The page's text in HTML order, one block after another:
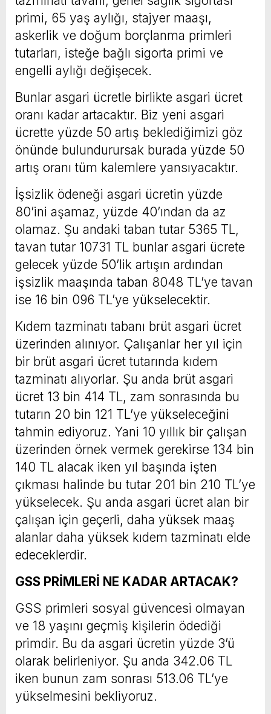
primi, 65 yaş aylığı, stajyer maaşı,
askerlik ve doğum borçlanma primleri
tutarları, isteğe bağlı sigorta primi ve
engelli aylığı değişecek.
Bunlar asgari ücretle birlikte asgari ücret
oranı kadar artacaktır. Biz yeni asgari
ücrette yüzde 50 artış beklediğimizi göz
önünde bulundurursak burada yüzde 50
artış oranı tüm kalemlere yansıyacaktır.
İşsizlik ödeneği asgari ücretin yüzde
80’ini aşamaz, yüzde 40’ından da az
olamaz. Şu andaki taban tutar 5365 TL,
tavan tutar 10731 TL bunlar asgari ücrete
gelecek yüzde 50’lik artışın ardından
işsizlik maaşında taban 8048 TL’ye tavan
ise 16 bin 096 TL’ye yükselecektir.
Kıdem tazminatı tabanı brüt asgari ücret
üzerinden alınıyor. Çalışanlar her yıl için
bir brüt asgari ücret tutarında kıdem
tazminatı alıyorlar. Şu anda brüt asgari
ücret 13 bin 414 TL, zam sonrasında bu
tutarın 20 bin 121 TL’ye yükseleceğini
tahmin ediyoruz. Yani 10 yıllık bir çalışan
üzerinden örnek vermek gerekirse 134 bin
140 TL alacak iken yıl başında işten
çıkması halinde bu tutar 201 bin 210 TL’ye
yükselecek. Şu anda asgari ücret alan bir
çalışan için geçerli, daha yüksek maaş
alanlar daha yüksek kıdem tazminatı elde
edeceklerdir.
GSS PRİMLERİ NE KADAR ARTACAK?
GSS primleri sosyal güvencesi olmayan
ve 18 yaşını geçmiş kişilerin ödediği
primdir. Bu da asgari ücretin yüzde 3’ü
olarak belirleniyor. Şu anda 342.06 TL
iken bunun zam sonrası 513.06 TL’ye
yükselmesini bekliyoruz.